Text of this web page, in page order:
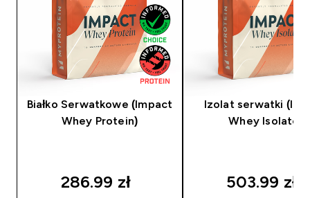
Białko Serwatkowe (Impact
Whey Protein)
286.99 zł‎
Izolat serwatki
Whey Isolate)
503.99 zł‎